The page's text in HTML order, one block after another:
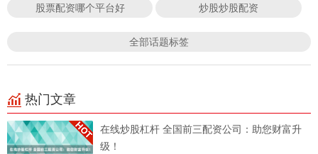
股票配资哪个平台好 炒股炒股配资
全部话题标签
热门文章
在线炒股杠杆 全国前三配资公司：助您财富升
级！